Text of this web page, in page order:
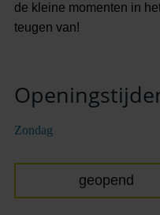
de kleine momenten in
teugen van!
Zondag
geopend